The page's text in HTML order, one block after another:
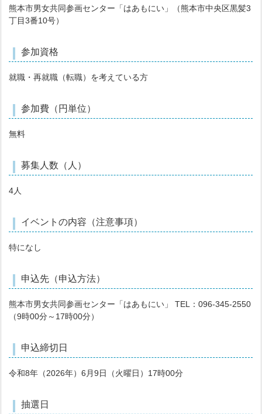
熊本市男女共同参画センター「はあもにい」（熊本市中央区黒髪3
丁目3番10号）
参加資格
就職・再就職（転職）を考えている方
参加費（円単位）
無料
募集人数（人）
4人
イベントの内容（注意事項）
特になし
申込先（申込方法）
熊本市男女共同参画センター「はあもにい」 TEL：096-345-2550
（9時00分～17時00分）
申込締切日
令和8年（2026年）6月9日（火曜日）17時00分
抽選日